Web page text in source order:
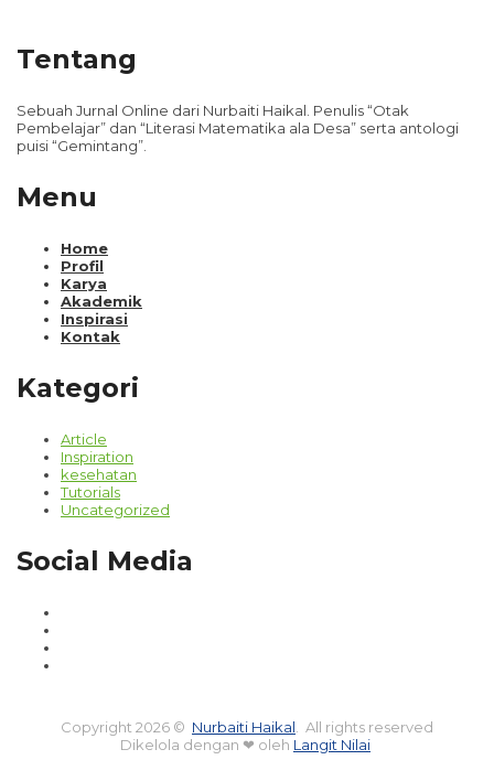
Tentang
Sebuah Jurnal Online dari Nurbaiti Haikal. Penulis “Otak
Pembelajar” dan “Literasi Matematika ala Desa” serta antologi
puisi “Gemintang”.
Menu
Home
Profil
Karya
Akademik
Inspirasi
Kontak
Kategori
Article
Inspiration
kesehatan
Tutorials
Uncategorized
Social Media
Copyright 2026 © Nurbaiti Haikal . All rights reserved
Dikelola dengan ❤ oleh Langit Nilai